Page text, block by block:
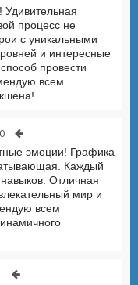
Удивительная
процесс не
с уникальными
и интересные
провести
всем
эмоции! Графика
Каждый
навыков. Отличная
мир и
всем